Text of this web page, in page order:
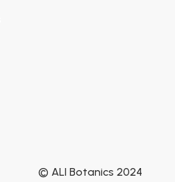
© ALI Botanics 2024